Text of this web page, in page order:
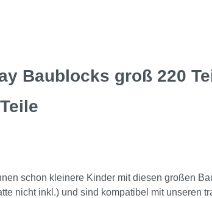
Baublocks groß 220
schon kleinere Kinder mit diesen großen
nicht inkl.) und sind kompatibel mit unseren